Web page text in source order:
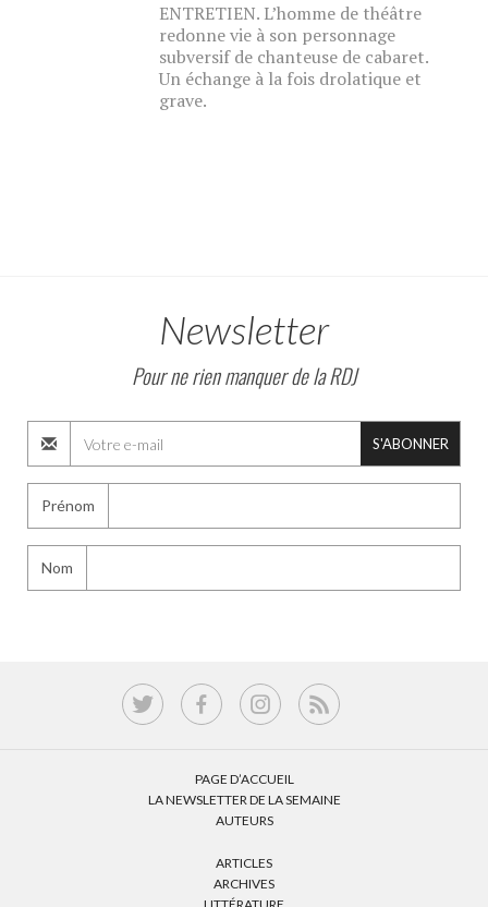
ENTRETIEN. L’homme de théâtre
redonne vie à son personnage
subversif de chanteuse de cabaret.
Un échange à la fois drolatique et
grave.
Newsletter
Pour ne rien manquer de la RDJ
S'ABONNER
Prénom
Nom
PAGE D’ACCUEIL
LA NEWSLETTER DE LA SEMAINE
AUTEURS
ARTICLES
ARCHIVES